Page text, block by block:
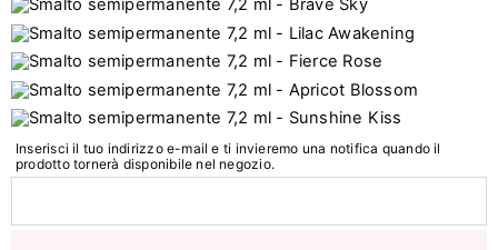
Inserisci il tuo indirizzo e-mail e ti invieremo una notifica quando il
prodotto tornerà disponibile nel negozio.